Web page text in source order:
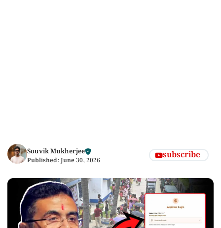
Souvik Mukherjee
Published: June 30, 2026 subscribe